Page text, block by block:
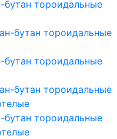
бутан тороидальные
бутан тороидальные
бутан тороидальные